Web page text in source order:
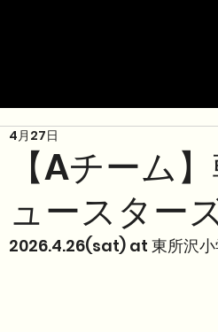
【Aチーム
ュースター
4月27日
2026.4.26(sat) at 東所沢小